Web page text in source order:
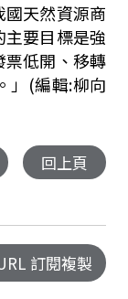
天然資源商
要目標是強
低開、移轉
」(編輯:柳向
回上頁
訂閱複製